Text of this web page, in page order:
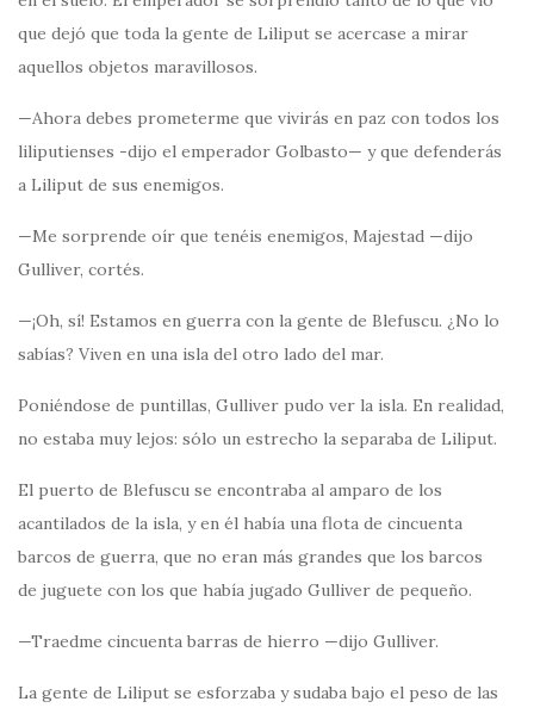
que dejó que toda la gente de Liliput se acercase a mirar
aquellos objetos maravillosos.
—Ahora debes prometerme que vivirás en paz con todos los
liliputienses -dijo el emperador Golbasto— y que defenderás
a Liliput de sus enemigos.
—Me sorprende oír que tenéis enemigos, Majestad —dijo
Gulliver, cortés.
—¡Oh, sí! Estamos en guerra con la gente de Blefuscu. ¿No lo
sabías? Viven en una isla del otro lado del mar.
Poniéndose de puntillas, Gulliver pudo ver la isla. En realidad,
no estaba muy lejos: sólo un estrecho la separaba de Liliput.
El puerto de Blefuscu se encontraba al amparo de los
acantilados de la isla, y en él había una flota de cincuenta
barcos de guerra, que no eran más grandes que los barcos
de juguete con los que había jugado Gulliver de pequeño.
—Traedme cincuenta barras de hierro —dijo Gulliver.
La gente de Liliput se esforzaba y sudaba bajo el peso de las